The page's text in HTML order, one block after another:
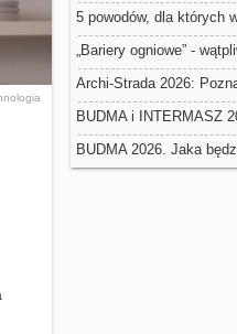
ocieplenie jest jak mokry
5 powodów, dla których
myjącą
„Bariery ogniowe” -
negatywny wpływ na
Archi-Strada 2026:
się stolicą architektury
BUDMA i INTERMASZ
Złoty Medal Grupy MTP
BUDMA 2026. Jaka
budownictwa w Polsce?